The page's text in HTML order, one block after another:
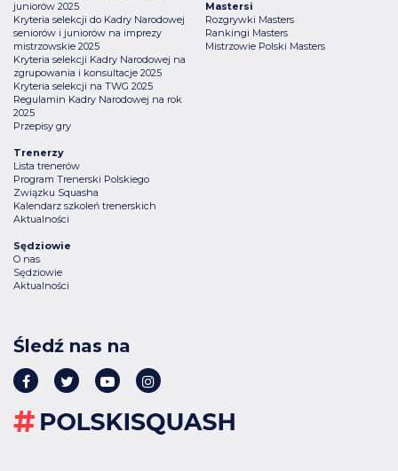
Mastersi
Rozgrywki Masters
Rankingi Masters
Mistrzowie Polski Masters
juniorów 2025
Kryteria selekcji do Kadry Narodowej
seniorów i juniorów na imprezy
mistrzowskie 2025
Kryteria selekcji Kadry Narodowej na
zgrupowania i konsultacje 2025
Kryteria selekcji na TWG 2025
Regulamin Kadry Narodowej na rok
2025
Przepisy gry
Trenerzy
Lista trenerów
Program Trenerski Polskiego
Związku Squasha
Kalendarz szkoleń trenerskich
Aktualności
Sędziowie
O nas
Sędziowie
Aktualności
Śledź nas na